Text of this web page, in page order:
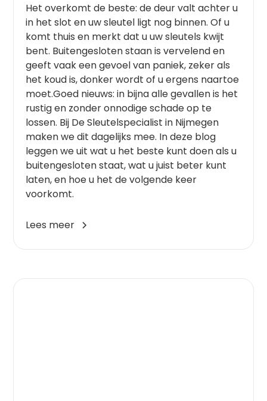
Het overkomt de beste: de deur valt achter u
in het slot en uw sleutel ligt nog binnen. Of u
komt thuis en merkt dat u uw sleutels kwijt
bent. Buitengesloten staan is vervelend en
geeft vaak een gevoel van paniek, zeker als
het koud is, donker wordt of u ergens naartoe
moet.Goed nieuws: in bijna alle gevallen is het
rustig en zonder onnodige schade op te
lossen. Bij De Sleutelspecialist in Nijmegen
maken we dit dagelijks mee. In deze blog
leggen we uit wat u het beste kunt doen als u
buitengesloten staat, wat u juist beter kunt
laten, en hoe u het de volgende keer
voorkomt.
Lees meer